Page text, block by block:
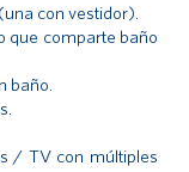
con vestidor).
que comparte baño
baño.
/ TV con múltiples